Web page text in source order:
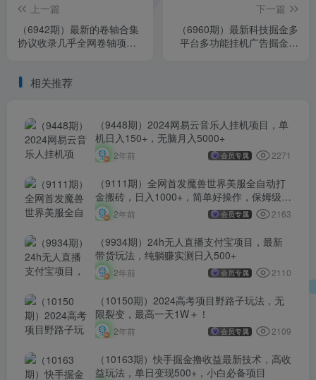
上一篇
（6942期）最新的卷轴合集
协议收录几乎全网卷轴项
下一篇
（6960期）最新科技掘金多
平台多功能挂机广告掘金项
相关推荐
（9448期）2024网易云音乐人挂机项目，单
机日入150+，无脑月入5000+
2年前 会员专属 2271
（9111期）全网首发魔兽世界美服全自动打
金搬砖，日入1000+，简单好操作，保姆级教
学
2年前 会员专属 2163
（9934期）24h无人直播支付宝项目，最新
带货玩法，纯躺赚实测日入500+
2年前 会员专属 2110
（10150期）2024高考项目野路子玩法，无
限裂变，最高一天1W＋！
2年前 会员专属 2109
（10163期）快手掘金撸收益最新技术，高收
益玩法，单日变现500+，小白必备项目